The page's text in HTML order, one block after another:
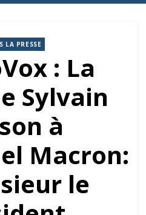
LA PRESSE
: La
Sylvain
à
Macron:
le